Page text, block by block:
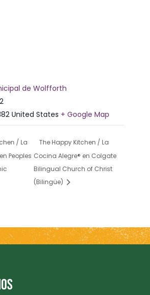
de Wolfforth
United States + Google Map
/ La
Peoples
The Happy Kitchen / La
Cocina Alegre® en Colgate
Bilingual Church of Christ
(Bilingüe)